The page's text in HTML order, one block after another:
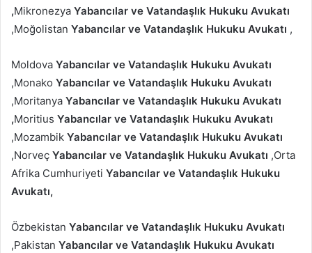
,Mikronezya Yabancılar ve Vatandaşlık Hukuku Avukatı
,Moğolistan Yabancılar ve Vatandaşlık Hukuku Avukatı ,
Moldova Yabancılar ve Vatandaşlık Hukuku Avukatı
,Monako Yabancılar ve Vatandaşlık Hukuku Avukatı
,Moritanya Yabancılar ve Vatandaşlık Hukuku Avukatı
,Moritius Yabancılar ve Vatandaşlık Hukuku Avukatı
,Mozambik Yabancılar ve Vatandaşlık Hukuku Avukatı
,Norveç Yabancılar ve Vatandaşlık Hukuku Avukatı ,Orta
Afrika Cumhuriyeti Yabancılar ve Vatandaşlık Hukuku
Avukatı,
Özbekistan Yabancılar ve Vatandaşlık Hukuku Avukatı
,Pakistan Yabancılar ve Vatandaşlık Hukuku Avukatı